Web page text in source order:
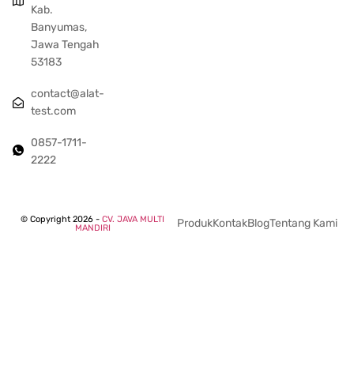
Kab.
Banyumas,
Jawa Tengah
53183
contact@alat-
test.com
0857-1711-
2222
© Copyright 2026 - CV. JAVA MULTI
MANDIRI
ProdukKontakBlogTentang Kami